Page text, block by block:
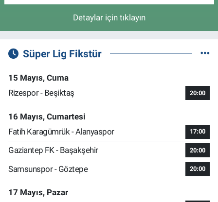
Detaylar için tıklayın
Süper Lig Fikstür
15 Mayıs, Cuma
Rizespor - Beşiktaş
20:00
16 Mayıs, Cumartesi
Fatih Karagümrük - Alanyaspor
17:00
Gaziantep FK - Başakşehir 20:00
Samsunspor - Göztepe 20:00
17 Mayıs, Pazar